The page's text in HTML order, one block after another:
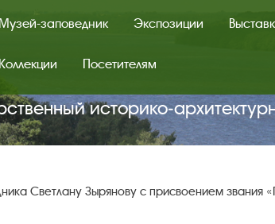
Музей-заповедник Экспозиции
Коллекции Посетителям
Светлану Зырянову с присвоением звания